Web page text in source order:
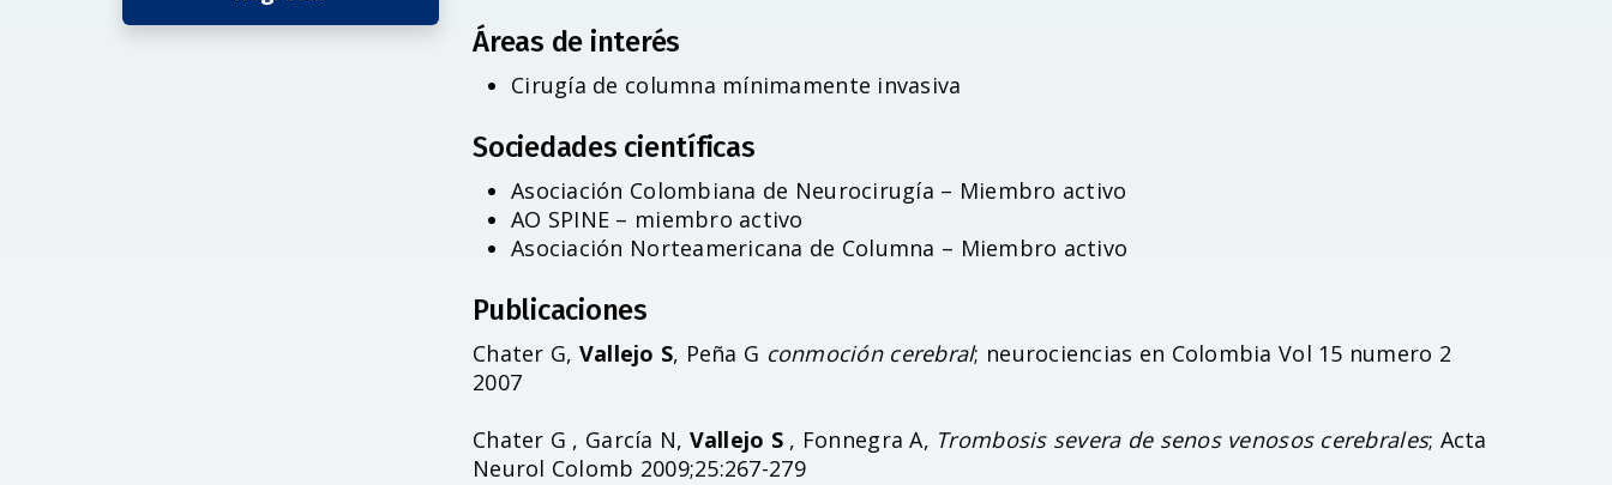
Áreas de interés
Cirugía de columna mínimamente invasiva
Sociedades científicas
Asociación Colombiana de Neurocirugía – Miembro activo
AO SPINE – miembro activo
Asociación Norteamericana de Columna – Miembro activo
Publicaciones
Chater G, Vallejo S, Peña G conmoción cerebral; neurociencias en Colombia Vol 15 numero 2
2007
Chater G , García N, Vallejo S , Fonnegra A, Trombosis severa de senos venosos cerebrales; Acta
Neurol Colomb 2009;25:267-279